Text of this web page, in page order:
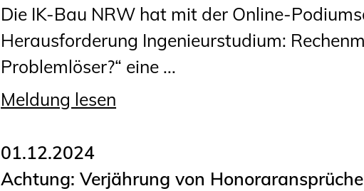
Die IK-Bau NRW hat mit der Online-
Herausforderung Ingenieurstudium:
Problemlöser?“ eine ...
Meldung lesen
01.12.2024
Achtung: Verjährung von